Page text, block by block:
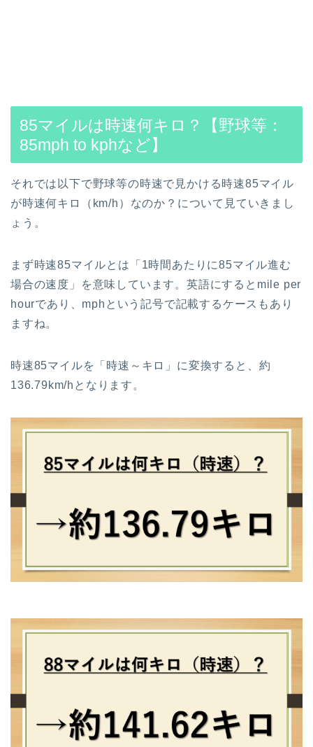
85マイルは時速何キロ？【野球等：
85mph to kphなど】
それでは以下で野球等の時速で見かける時速85マイル
が時速何キロ（km/h）なのか？について見ていきまし
ょう。
まず時速85マイルとは「1時間あたりに85マイル進む
場合の速度」を意味しています。英語にするとmile per
hourであり、mphという記号で記載するケースもあり
ますね。
時速85マイルを「時速～キロ」に変換すると、約
136.79km/hとなります。